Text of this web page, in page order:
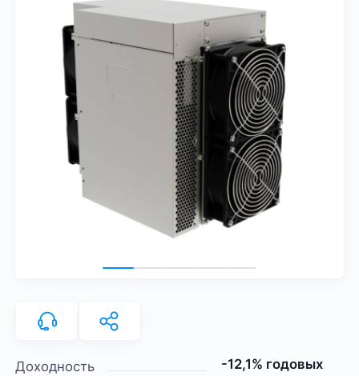
Доходность
-12,1% годовых